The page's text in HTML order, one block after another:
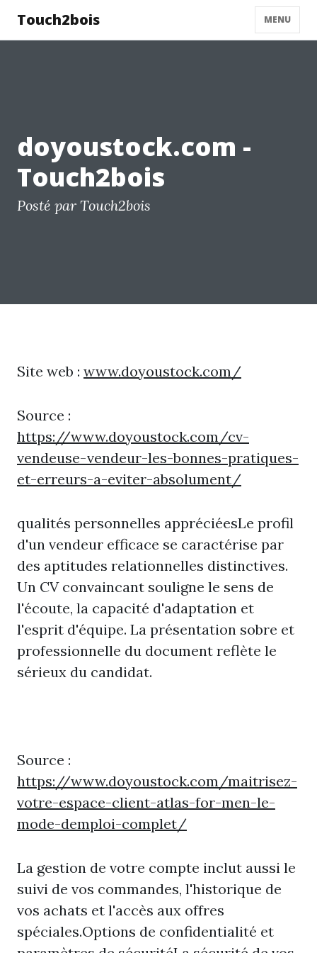
Touch2bois MENU
doyoustock.com -
Touch2bois
Posté par Touch2bois
Site web : www.doyoustock.com/
Source :
https://www.doyoustock.com/cv-
vendeuse-vendeur-les-bonnes-pratiques-
et-erreurs-a-eviter-absolument/
qualités personnelles appréciéesLe profil
d'un vendeur efficace se caractérise par
des aptitudes relationnelles distinctives.
Un CV convaincant souligne le sens de
l'écoute, la capacité d'adaptation et
l'esprit d'équipe. La présentation sobre et
professionnelle du document reflète le
sérieux du candidat.
Source :
https://www.doyoustock.com/maitrisez-
votre-espace-client-atlas-for-men-le-
mode-demploi-complet/
La gestion de votre compte inclut aussi le
suivi de vos commandes, l'historique de
vos achats et l'accès aux offres
spéciales.Options de confidentialité et